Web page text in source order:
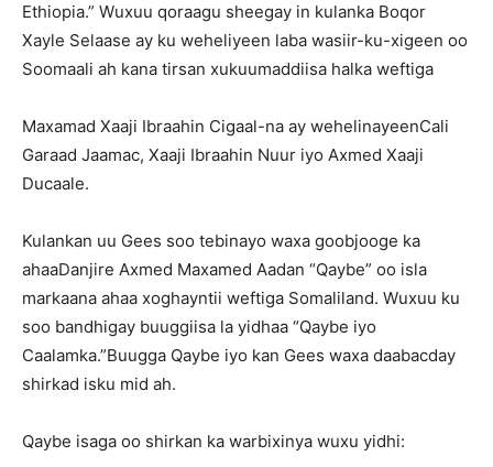
Ethiopia.” Wuxuu qoraagu sheegay in kulanka Boqor
Xayle Selaase ay ku weheliyeen laba wasiir-ku-xigeen oo
Soomaali ah kana tirsan xukuumaddiisa halka weftiga
Maxamad Xaaji Ibraahin Cigaal-na ay wehelinayeenCali
Garaad Jaamac, Xaaji Ibraahin Nuur iyo Axmed Xaaji
Ducaale.
Kulankan uu Gees soo tebinayo waxa goobjooge ka
ahaaDanjire Axmed Maxamed Aadan “Qaybe” oo isla
markaana ahaa xoghayntii weftiga Somaliland. Wuxuu ku
soo bandhigay buuggiisa la yidhaa “Qaybe iyo
Caalamka.”Buugga Qaybe iyo kan Gees waxa daabacday
shirkad isku mid ah.
Qaybe isaga oo shirkan ka warbixinya wuxu yidhi: